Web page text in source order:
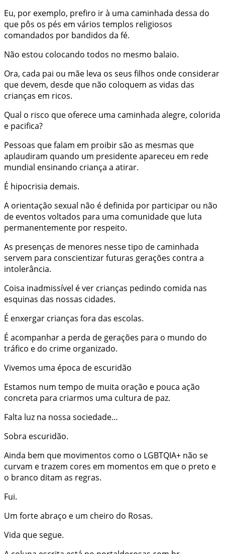
Eu, por exemplo, prefiro ir à uma caminhada dessa do
que pôs os pés em vários templos religiosos
comandados por bandidos da fé.
Não estou colocando todos no mesmo balaio.
Ora, cada pai ou mãe leva os seus filhos onde considerar
que devem, desde que não coloquem as vidas das
crianças em ricos.
Qual o risco que oferece uma caminhada alegre, colorida
e pacifica?
Pessoas que falam em proibir são as mesmas que
aplaudiram quando um presidente apareceu em rede
mundial ensinando criança a atirar.
É hipocrisia demais.
A orientação sexual não é definida por participar ou não
de eventos voltados para uma comunidade que luta
permanentemente por respeito.
As presenças de menores nesse tipo de caminhada
servem para conscientizar futuras gerações contra a
intolerância.
Coisa inadmissível é ver crianças pedindo comida nas
esquinas das nossas cidades.
É enxergar crianças fora das escolas.
É acompanhar a perda de gerações para o mundo do
tráfico e do crime organizado.
Vivemos uma época de escuridão
Estamos num tempo de muita oração e pouca ação
concreta para criarmos uma cultura de paz.
Falta luz na nossa sociedade…
Sobra escuridão.
Ainda bem que movimentos como o LGBTQIA+ não se
curvam e trazem cores em momentos em que o preto e
o branco ditam as regras.
Fui.
Um forte abraço e um cheiro do Rosas.
Vida que segue.